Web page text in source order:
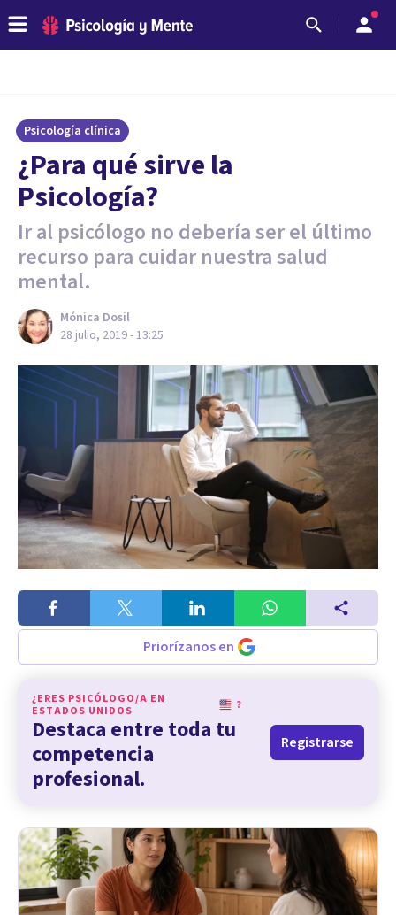
Psicología clínica
¿Para qué sirve la
Psicología?
Ir al psicólogo no debería ser el último
recurso para cuidar nuestra salud
mental.
Mónica Dosil
28 julio, 2019 - 13:25
Priorízanos en
¿ERES PSICÓLOGO/A EN
ESTADOS UNIDOS
?
Destaca entre toda tu
competencia
profesional.
Registrarse